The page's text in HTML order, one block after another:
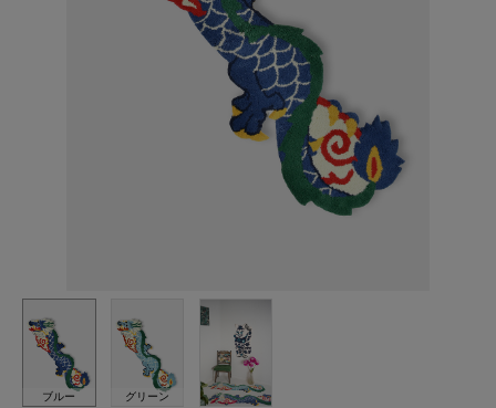
ブルー グリーン